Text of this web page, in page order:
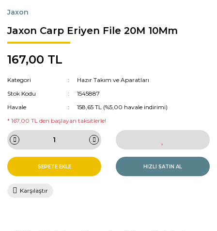
Jaxon
Jaxon Carp Eriyen File 20M 10Mm
167,00 TL
Kategori
Hazır Takım ve Aparatları
Stok Kodu
1545887
Havale
158,65 TL (%5,00 havale indirimi)
* 167,00 TL den başlayan taksitlerle!
SEPETE EKLE HIZLI SATIN AL
Karşılaştır